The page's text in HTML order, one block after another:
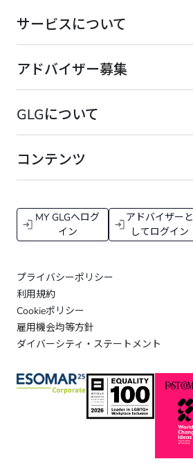
サービスについて
アドバイザー募集
GLGについて
コンテンツ
MY GLGへログ
イン
アドバイザーと
してログイン
プライバシーポリシー
利用規約
Cookieポリシー
雇用機会均等方針
ダイバーシティ・ステートメント